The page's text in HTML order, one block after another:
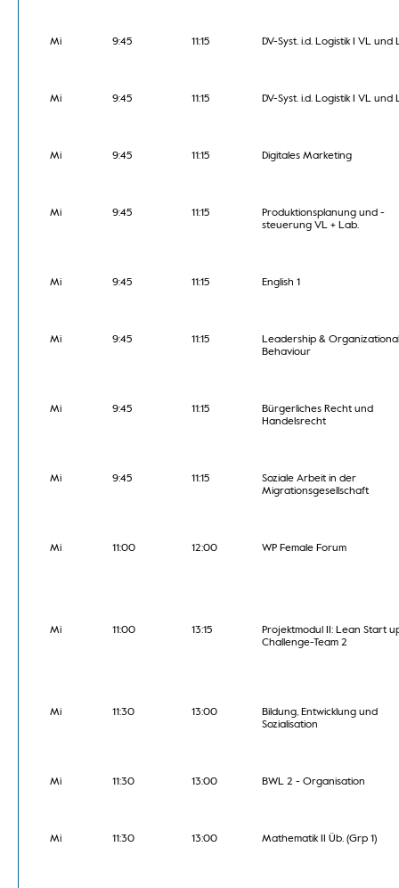
Mi 9:45 11:15 DV-Syst. i.d. Logistik I VL und
Mi 9:45 11:15 DV-Syst. i.d. Logistik I VL und
Mi 9:45 11:15 Digitales Marketing
Mi 9:45 11:15
Produktionsplanung und -
steuerung VL + Lab.
Mi 9:45 11:15 English 1
Mi 9:45 11:15
Leadership & Organizational
Behaviour
Mi 9:45 11:15
Bürgerliches Recht und
Handelsrecht
Mi 9:45 11:15
Soziale Arbeit in der
Migrationsgesellschaft
Mi 11:00 12:00 WP Female Forum
Mi 11:00 13:15
Projektmodul II: Lean Start
Challenge-Team 2
Mi 11:30 13:00
Bildung, Entwicklung und
Sozialisation
Mi 11:30 13:00 BWL 2 - Organisation
Mi 11:30 13:00 Mathematik II Üb. (Grp 1)